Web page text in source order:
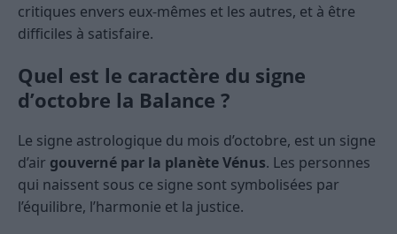
critiques envers eux-mêmes et les autres, et à être
difficiles à satisfaire.
Quel est le caractère du signe
d’octobre la Balance ?
Le signe astrologique du mois d’octobre, est un signe
d’air gouverné par la planète Vénus. Les personnes
qui naissent sous ce signe sont symbolisées par
l’équilibre, l’harmonie et la justice.